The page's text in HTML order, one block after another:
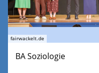
fairwackelt.de
BA Soziologie